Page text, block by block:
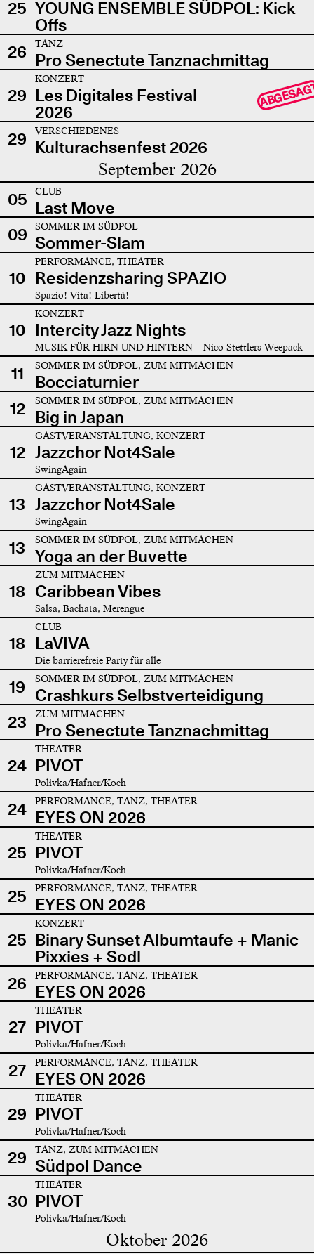
25 YOUNG ENSEMBLE SÜDPOL: Kick
Offs
26
TANZ
Pro Senectute Tanznachmittag
29
KONZERT
Les Digitales Festival
2026
29 VERSCHIEDENES
Kulturachsenfest 2026
September 2026
05 CLUB
Last Move
09
SOMMER IM SÜDPOL
Sommer-Slam
10
PERFORMANCE, THEATER
Residenzsharing SPAZIO
Spazio! Vita! Libertà!
10
KONZERT
Intercity Jazz Nights
MUSIK FÜR HIRN UND HINTERN – Nico Stettlers Weepack
11 SOMMER IM SÜDPOL, ZUM MITMACHEN
Bocciaturnier
12
SOMMER IM SÜDPOL, ZUM MITMACHEN
Big in Japan
12
GASTVERANSTALTUNG, KONZERT
Jazzchor Not4Sale
SwingAgain
13
GASTVERANSTALTUNG, KONZERT
Jazzchor Not4Sale
SwingAgain
13 SOMMER IM SÜDPOL, ZUM MITMACHEN
Yoga an der Buvette
18
ZUM MITMACHEN
Caribbean Vibes
Salsa, Bachata, Merengue
18
CLUB
LaVIVA
Die barrierefreie Party für alle
19 SOMMER IM SÜDPOL, ZUM MITMACHEN
Crashkurs Selbstverteidigung
23
ZUM MITMACHEN
Pro Senectute Tanznachmittag
24
THEATER
PIVOT
Polivka/Hafner/Koch
24 PERFORMANCE, TANZ, THEATER
EYES ON 2026
25
THEATER
PIVOT
Polivka/Hafner/Koch
25 PERFORMANCE, TANZ, THEATER
EYES ON 2026
25
KONZERT
Binary Sunset Albumtaufe + Manic
Pixxies + Sodl
26
PERFORMANCE, TANZ, THEATER
EYES ON 2026
27
THEATER
PIVOT
Polivka/Hafner/Koch
27 PERFORMANCE, TANZ, THEATER
EYES ON 2026
29
THEATER
PIVOT
Polivka/Hafner/Koch
29 TANZ, ZUM MITMACHEN
Südpol Dance
30
THEATER
PIVOT
Polivka/Hafner/Koch
Oktober 2026